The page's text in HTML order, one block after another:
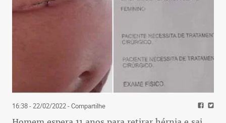
16:38 - 22/02/2022- Compartilhe